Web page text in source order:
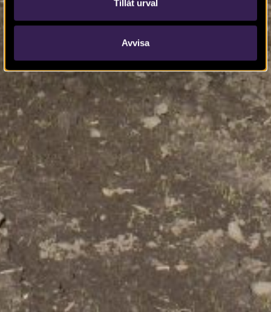
Tillåt urval
Avvisa